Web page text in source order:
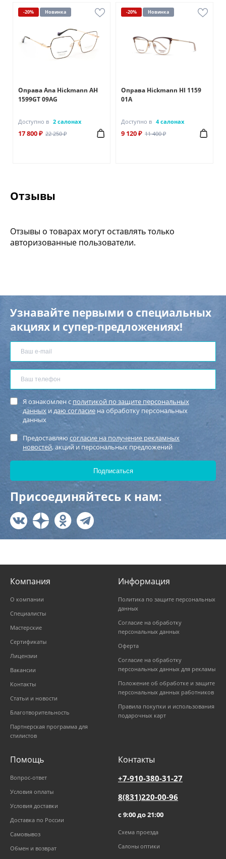
-20% Новинка
Оправа Ana Hickmann AH
1599GT 09AG
Доступно в 2 салонах
17 800 ₽ 22 250 ₽
-20% Новинка
Оправа Hickmann HI 1159
01A
Доступно в 4 салонах
9 120 ₽ 11 400 ₽
Отзывы
Отзывы о товарах могут оставлять только
авторизованные пользователи.
Узнавайте первыми о специальных
акциях и супер-предложениях!
Я ознакомлен с политикой по защите персональных
данных и даю согласие на обработку персональных
данных
Предоставляю согласие на получение рекламных
новостей, акций и персональных предложений
Присоединяйтесь к нам:
Компания
О компании
Специалисты
Мастерские
Сертификаты
Лицензии
Вакансии
Контакты
Статьи и новости
Благотворительность
Партнерская программа для
стилистов
Информация
Политика по защите персональных
данных
Согласие на обработку
персональных данных
Оферта
Согласие на обработку
персональных данных для рекламы
Положение об обработке и защите
персональных данных работников
Правила покупки и использования
подарочных карт
Помощь
Вопрос-ответ
Условия оплаты
Условия доставки
Доставка по России
Самовывоз
Обмен и возврат
Контакты
+7-910-380-31-27
8(831)220-00-96
с 9:00 до 21:00
Схема проезда
Салоны оптики